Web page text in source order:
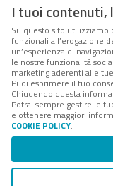
Forumpa.itè
presso Registro
Reg. n. 182 del 2
FPA s.r.l. è
Coordinamento da
è un'azienda
Codice Fiscale/
I tuoi contenuti,
Su questo sito utilizziamo
funzionali all’erogazione
un’esperienza di
le nostre funzionalità
marketing aderenti alle
Puoi esprimere il tuo
Chiudendo questa
Potrai sempre gestire le
e ottenere maggiori
COOKIE POLICY.